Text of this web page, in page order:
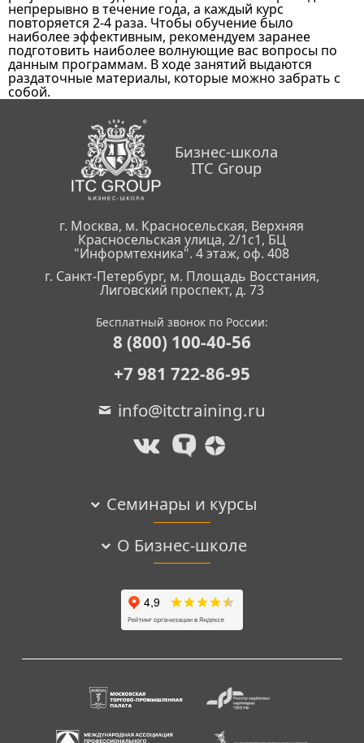
непрерывно в течение года, а каждый курс
повторяется 2-4 раза. Чтобы обучение было
наиболее эффективным, рекомендуем заранее
подготовить наиболее волнующие вас вопросы по
данным программам. В ходе занятий выдаются
раздаточные материалы, которые можно забрать с
собой.
Бизнес-школа
ITC Group
г. Москва, м. Красносельская, Верхняя
Красносельская улица, 2/1с1, БЦ
"Информтехника". 4 этаж, оф. 408
г. Санкт-Петербург, м. Площадь Восстания,
Лиговский проспект, д. 73
Бесплатный звонок по России:
8 (800) 100-40-56
+7 981 722-86-95
info@itctraining.ru
Семинары и курсы
О Бизнес-школе